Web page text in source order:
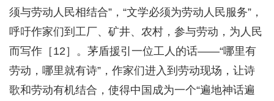
须与劳动人民相结合”，“文学必须为劳动人民服务”，
呼吁作家们到工厂、矿井、农村，参与劳动，为人民
而写作［12］。茅盾援引一位工人的话——“哪里有
劳动，哪里就有诗”，作家们进入到劳动现场，让诗
歌和劳动有机结合，使得中国成为一个“遍地神话遍